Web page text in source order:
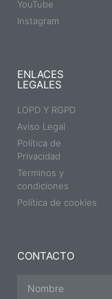
YouTube
Instagram
ENLACES
LEGALES
LOPD Y RGPD
Aviso Legal
Política de
Privacidad
Terminos y
condiciones
Política de cookies
CONTACTO